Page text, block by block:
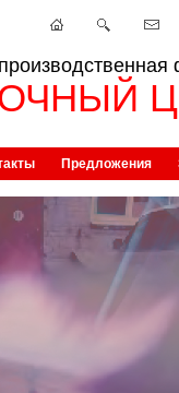
Предложения